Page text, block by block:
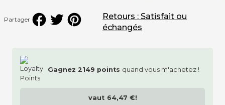
Partager
Gagnez 2149 points quand vous m'achetez !
vaut 64,47 €!
Retours : Satisfait ou
échangés